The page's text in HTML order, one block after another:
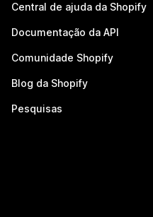
Central de ajuda da Shopify
Documentação da API
Comunidade Shopify
Blog da Shopify
Pesquisas